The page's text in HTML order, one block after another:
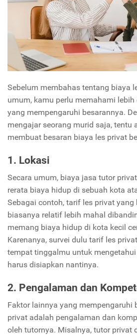
Sebelum membahas tentang biaya
umum, kamu perlu memahami
yang mempengaruhi besarannya.
mengajar seorang murid saja, tentu
membuat besaran biaya les privat
1. Lokasi
Secara umum, biaya jasa tutor
rerata biaya hidup di sebuah kota
Sebagai contoh, tarif les privat yang
biasanya relatif lebih mahal
memang biaya hidup di kota kecil
Karenanya, survei dulu tarif les
tempat tinggalmu untuk
harus disiapkan nantinya.
2. Pengalaman dan
Faktor lainnya yang mempengaruhi
privat adalah pengalaman dan
oleh tutornya. Misalnya, tutor privat